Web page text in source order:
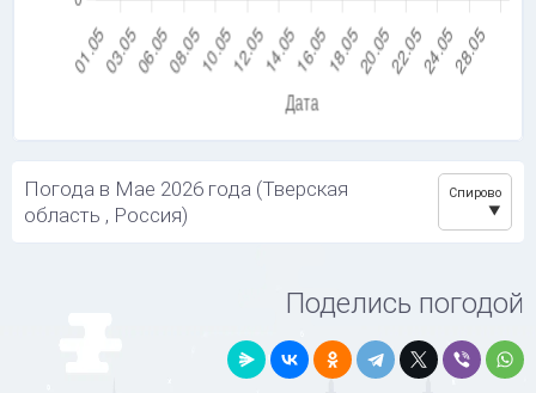
Погода в Мае 2026 года (Тверская
область , Россия)
Спирово
Поделись погодой